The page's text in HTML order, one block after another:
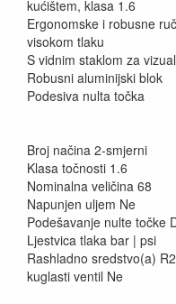
kućištem, klasa 1.6
Ergonomske i robusne
visokom tlaku
S vidnim staklom za
Robusni aluminijski blok
Podesiva nulta točka
Broj načina 2-smjerni
Klasa točnosti 1.6
Nominalna veličina 68
Napunjen uljem Ne
Podešavanje nulte točke
Ljestvica tlaka bar | psi
Rashladno sredstvo(a)
kuglasti ventil Ne